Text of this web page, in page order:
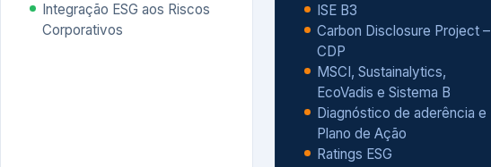
Integração ESG aos Riscos
Corporativos
ISE B3
Carbon Disclosure Project –
CDP
MSCI, Sustainalytics,
EcoVadis e Sistema B
Diagnóstico de aderência e
Plano de Ação
Ratings ESG